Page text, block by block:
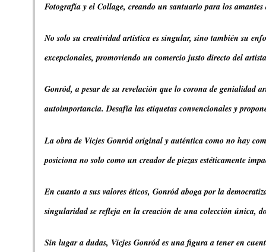
Fotografía y el Collage, creando un santuario para los amantes
No solo su creatividad artística es singular, sino también su
excepcionales, promoviendo un comercio justo directo del
Gonród, a pesar de su revelación que lo corona de genialidad
autoimportancia. Desafía las etiquetas convencionales y
La obra de Vicjes Gonród original y auténtica como no hay
posiciona no solo como un creador de piezas estéticamente
En cuanto a sus valores éticos, Gonród aboga por la
singularidad se refleja en la creación de una colección única,
Sin lugar a dudas, Vicjes Gonród es una figura a tener en